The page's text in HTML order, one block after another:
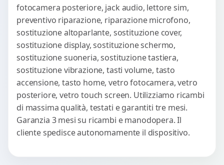
fotocamera posteriore, jack audio, lettore sim,
preventivo riparazione, riparazione microfono,
sostituzione altoparlante, sostituzione cover,
sostituzione display, sostituzione schermo,
sostituzione suoneria, sostituzione tastiera,
sostituzione vibrazione, tasti volume, tasto
accensione, tasto home, vetro fotocamera, vetro
posteriore, vetro touch screen. Utilizziamo ricambi
di massima qualità, testati e garantiti tre mesi.
Garanzia 3 mesi su ricambi e manodopera. Il
cliente spedisce autonomamente il dispositivo.